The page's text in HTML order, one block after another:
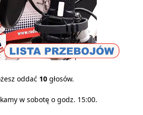
oddać 10 głosów.
w sobotę o godz. 15:00.